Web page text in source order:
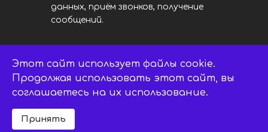
данных, приём звонков, получение
сообщений.
LED центр. © 2014 - 2026
ledsaratov.ru. Все права защищены.
Этот сайт использует файлы cookie.
Продолжая использовать этот сайт, вы
соглашаетесь на их использование.
Принять